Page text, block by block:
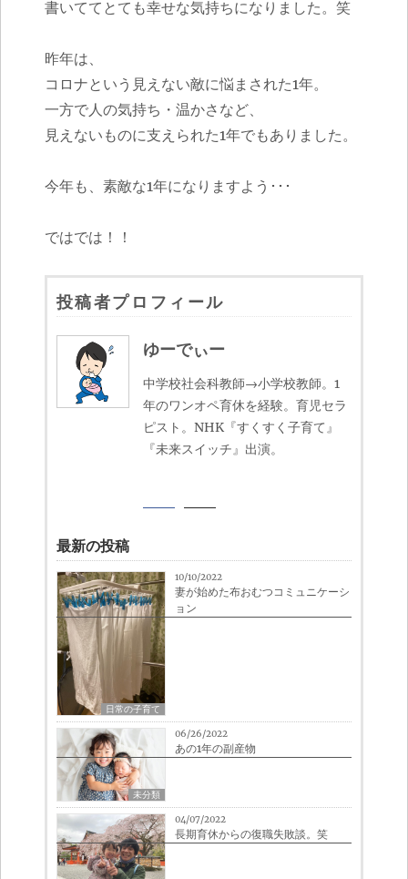
書いててとても幸せな気持ちになりました。笑
昨年は、
コロナという見えない敵に悩まされた1年。
一方で人の気持ち・温かさなど、
見えないものに支えられた1年でもありました。
今年も、素敵な1年になりますよう･･･
ではでは！！
投稿者プロフィール
ゆーでぃー
中学校社会科教師→小学校教師。1
年のワンオペ育休を経験。育児セラ
ピスト。NHK『すくすく子育て』
『未来スイッチ』出演。
最新の投稿
日常の子育て
10/10/2022
妻が始めた布おむつコミュニケーシ
ョン
未分類
06/26/2022
あの1年の副産物
04/07/2022
長期育休からの復職失敗談。笑